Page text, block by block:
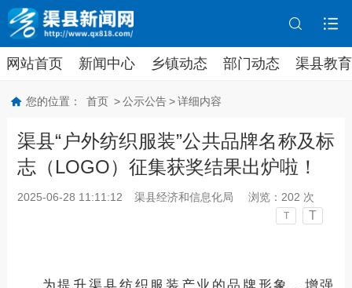
网站首页 新闻中心 乡镇动态 部门动态 渠县教育
您的位置： 首页 > 公示公告 > 详细内容
渠县“户外纺织服装”公共品牌名称及标
志（LOGO）征集获奖结果出炉啦！
2025-06-28 11:11:12 渠县经济和信息化局 浏览： 202 次
T T